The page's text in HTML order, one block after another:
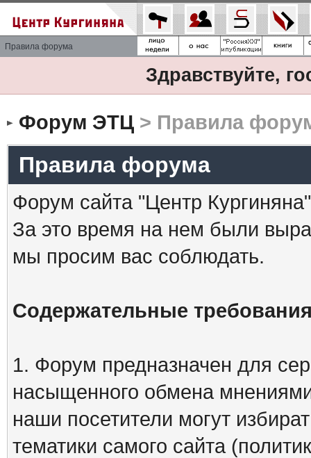
Правила форума
Здравствуйте,
Форум ЭТЦ> Правила
Правила форума
Форум сайта "Центр
За это время на нем были
мы просим вас соблюдать.
Содержательные
1. Форум предназначен для
насыщенного обмена
наши посетители могут
тематики самого сайта